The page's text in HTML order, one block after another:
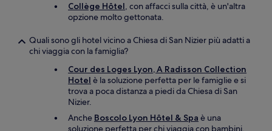
Collège Hôtel, con affacci sulla città, è un'altra
opzione molto gettonata.
Quali sono gli hotel vicino a Chiesa di San Nizier più adatti a
chi viaggia con la famiglia?
Cour des Loges Lyon, A Radisson Collection
Hotel è la soluzione perfetta per le famiglie e si
trova a poca distanza a piedi da Chiesa di San
Nizier.
Anche Boscolo Lyon Hôtel & Spa è una
soluzione perfetta per chi viaggia con bambini.